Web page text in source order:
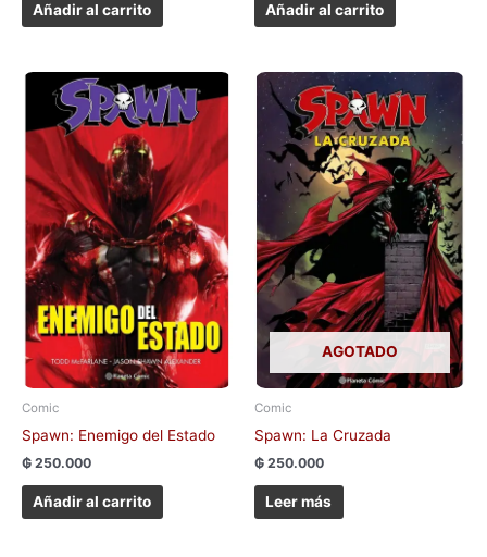
Añadir al carrito Añadir al carrito
Comic
Spawn: Enemigo del Estado
₲ 250.000
Añadir al carrito
AGOTADO
Comic
Spawn: La Cruzada
₲ 250.000
Leer más